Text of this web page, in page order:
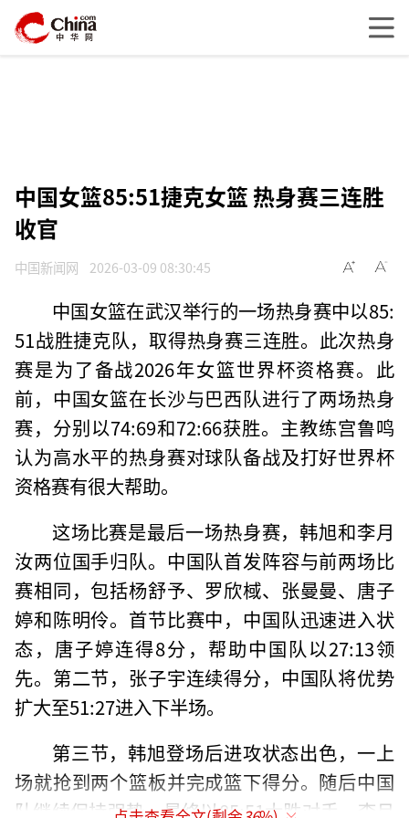
中国女篮85:51捷克女篮 热身赛三连胜
收官
中国新闻网 2026-03-09 08:30:45
中国女篮在武汉举行的一场热身赛中以85:
51战胜捷克队，取得热身赛三连胜。此次热身
赛是为了备战2026年女篮世界杯资格赛。此
前，中国女篮在长沙与巴西队进行了两场热身
赛，分别以74:69和72:66获胜。主教练宫鲁鸣
认为高水平的热身赛对球队备战及打好世界杯
资格赛有很大帮助。
这场比赛是最后一场热身赛，韩旭和李月
汝两位国手归队。中国队首发阵容与前两场比
赛相同，包括杨舒予、罗欣棫、张曼曼、唐子
婷和陈明伶。首节比赛中，中国队迅速进入状
态，唐子婷连得8分，帮助中国队以27:13领
先。第二节，张子宇连续得分，中国队将优势
扩大至51:27进入下半场。
第三节，韩旭登场后进攻状态出色，一上
场就抢到两个篮板并完成篮下得分。随后中国
队继续保持强势，最终以85:51大胜对手。李月